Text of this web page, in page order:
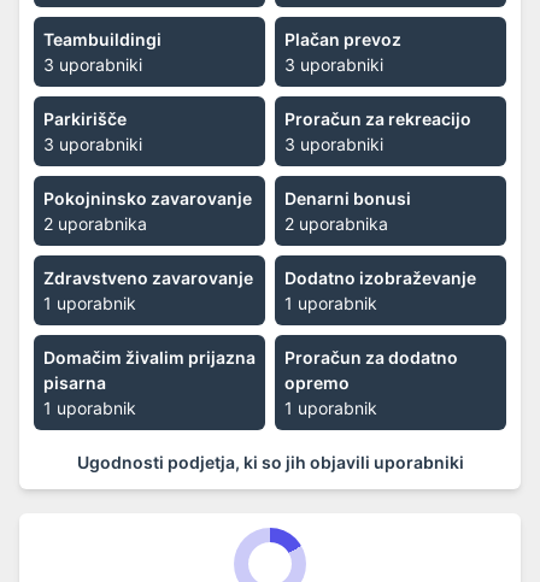
Teambuildingi
3 uporabniki
Plačan prevoz
3 uporabniki
Parkirišče
3 uporabniki
Proračun za rekreacijo
3 uporabniki
Pokojninsko zavarovanje
2 uporabnika
Denarni bonusi
2 uporabnika
Zdravstveno zavarovanje
1 uporabnik
Dodatno izobraževanje
1 uporabnik
Domačim živalim prijazna
pisarna
1 uporabnik
Proračun za dodatno
opremo
1 uporabnik
Ugodnosti podjetja, ki so jih objavili uporabniki